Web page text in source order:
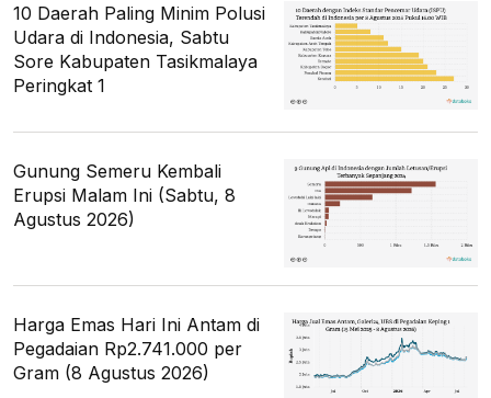
10 Daerah Paling Minim Polusi
Udara di Indonesia, Sabtu
Sore Kabupaten Tasikmalaya
Peringkat 1
Gunung Semeru Kembali
Erupsi Malam Ini (Sabtu, 8
Agustus 2026)
Harga Emas Hari Ini Antam di
Pegadaian Rp2.741.000 per
Gram (8 Agustus 2026)